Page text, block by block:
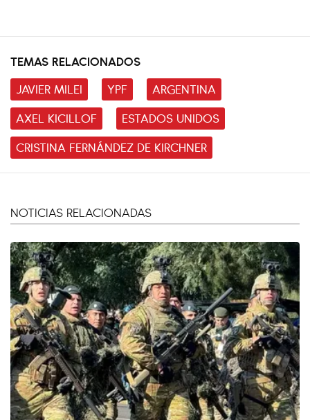
TEMAS RELACIONADOS
JAVIER MILEI
YPF
ARGENTINA
AXEL KICILLOF
ESTADOS UNIDOS
CRISTINA FERNÁNDEZ DE KIRCHNER
NOTICIAS RELACIONADAS